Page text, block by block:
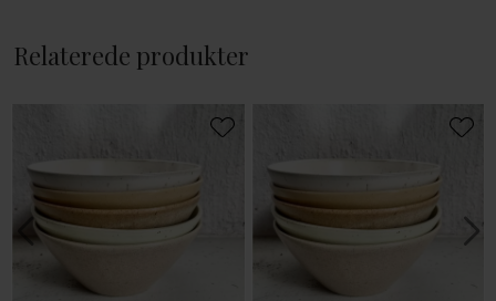
fabrikkens signaturstel, hvor alle dele produceres ved hjælp af
strøm fra sol, vind og biomasse.
Relaterede produkter